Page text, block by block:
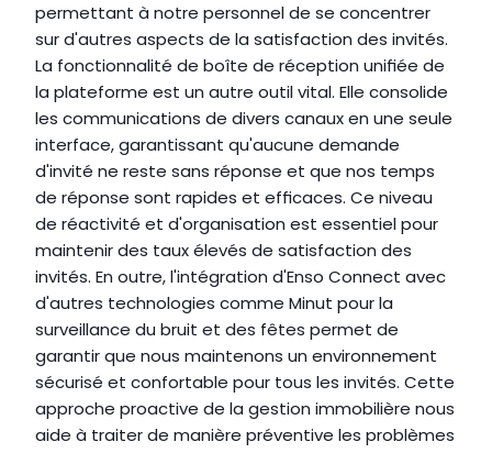
permettant à notre personnel de se concentrer
sur d'autres aspects de la satisfaction des invités.
La fonctionnalité de boîte de réception unifiée de
la plateforme est un autre outil vital. Elle consolide
les communications de divers canaux en une seule
interface, garantissant qu'aucune demande
d'invité ne reste sans réponse et que nos temps
de réponse sont rapides et efficaces. Ce niveau
de réactivité et d'organisation est essentiel pour
maintenir des taux élevés de satisfaction des
invités. En outre, l'intégration d'Enso Connect avec
d'autres technologies comme Minut pour la
surveillance du bruit et des fêtes permet de
garantir que nous maintenons un environnement
sécurisé et confortable pour tous les invités. Cette
approche proactive de la gestion immobilière nous
aide à traiter de manière préventive les problèmes